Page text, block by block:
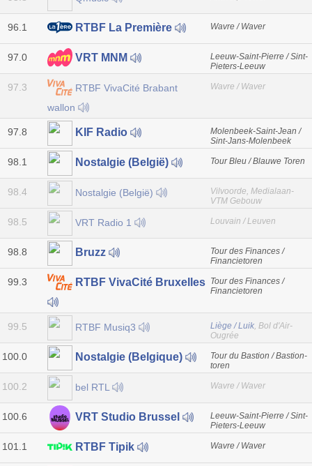
96.1 RTBF La Première Wavre / Waver
97.0 VRT MNM
Leeuw-Saint-Pierre / Sint-
Pieters-Leeuw
97.3
RTBF VivaCité Brabant
wallon
Wavre / Waver
97.8 KIF Radio
Molenbeek-Saint-Jean /
Sint-Jans-Molenbeek
98.1 Nostalgie (België) Tour Bleu / Blauwe Toren
98.4 Nostalgie (België)
Vilvoorde, Medialaan-
VTM Gebouw
98.5 VRT Radio 1 Louvain / Leuven
98.8 Bruzz
Tour des Finances /
Financietoren
99.3 RTBF VivaCité Bruxelles Tour des Finances /
Financietoren
99.5 RTBF Musiq3 Liège / Luik, Bol d'Air-
Ougrée
100.0 Nostalgie (Belgique)
Tour du Bastion / Bastion-
toren
100.2 bel RTL Wavre / Waver
100.6 VRT Studio Brussel
Leeuw-Saint-Pierre / Sint-
Pieters-Leeuw
101.1 RTBF Tipik Wavre / Waver